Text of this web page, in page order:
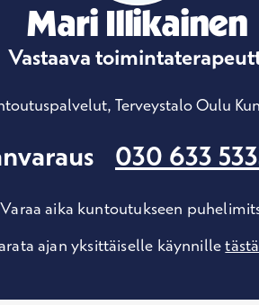
Mari Illikainen
Vastaava
Terveystalo Oulu
030 633
Varaa aika kuntoutukseen
ajan yksittäiselle käynnille